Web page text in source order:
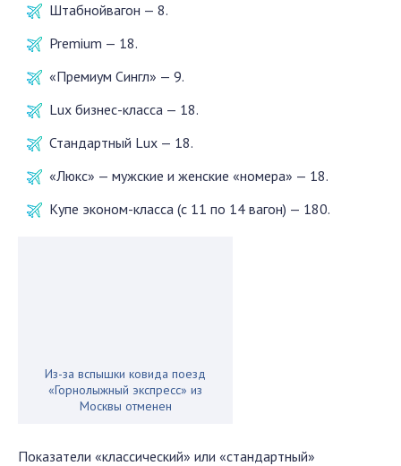
Штабнойвагон — 8.
Premium — 18.
«Премиум Сингл» — 9.
Lux бизнес-класса — 18.
Стандартный Luх — 18.
«Люкс» — мужские и женские «номера» — 18.
Купе эконом-класса (с 11 по 14 вагон) — 180.
Из-за вспышки ковида поезд
«Горнолыжный экспресс» из
Москвы отменен
Показатели «классический» или «стандартный»